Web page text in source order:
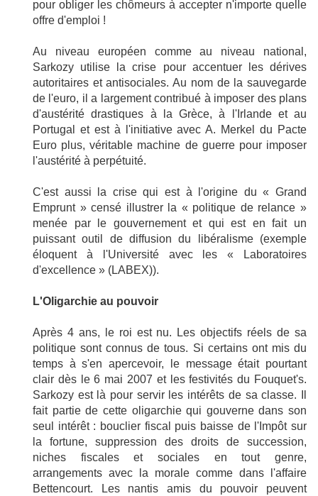
pour obliger les chômeurs à accepter n'importe quelle
offre d'emploi !
Au niveau européen comme au niveau national,
Sarkozy utilise la crise pour accentuer les dérives
autoritaires et antisociales. Au nom de la sauvegarde
de l'euro, il a largement contribué à imposer des plans
d'austérité drastiques à la Grèce, à l'Irlande et au
Portugal et est à l'initiative avec A. Merkel du Pacte
Euro plus, véritable machine de guerre pour imposer
l'austérité à perpétuité.
C'est aussi la crise qui est à l'origine du « Grand
Emprunt » censé illustrer la « politique de relance »
menée par le gouvernement et qui est en fait un
puissant outil de diffusion du libéralisme (exemple
éloquent à l'Université avec les « Laboratoires
d'excellence » (LABEX)).
L'Oligarchie au pouvoir
Après 4 ans, le roi est nu. Les objectifs réels de sa
politique sont connus de tous. Si certains ont mis du
temps à s'en apercevoir, le message était pourtant
clair dès le 6 mai 2007 et les festivités du Fouquet's.
Sarkozy est là pour servir les intérêts de sa classe. Il
fait partie de cette oligarchie qui gouverne dans son
seul intérêt : bouclier fiscal puis baisse de l'Impôt sur
la fortune, suppression des droits de succession,
niches fiscales et sociales en tout genre,
arrangements avec la morale comme dans l'affaire
Bettencourt. Les nantis amis du pouvoir peuvent